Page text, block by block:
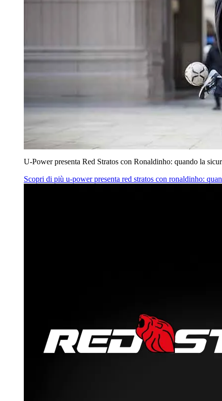
U‑Power presenta Red Stratos con Ronaldinho: quando la
Scopri di più u‑power presenta red stratos con ronaldinho: